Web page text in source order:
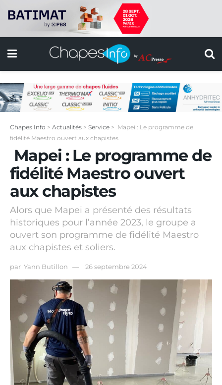
Chapes Info > Actualités > Service > Mapei : Le programme de
fidélité Maestro ouvert aux chapistes
Mapei : Le programme de
fidélité Maestro ouvert
aux chapistes
Alors que Mapei a présenté des résultats
historiques pour l’année 2023, le groupe a
ouvert son programme de fidélité Maestro
aux chapistes et soliers.
par Yann Butillon 26 septembre 2024